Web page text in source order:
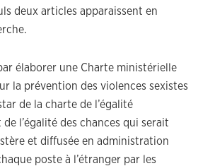
deux articles apparaissent en
élaborer une Charte ministérielle
la prévention des violences sexistes
de la charte de l’égalité
l’égalité des chances qui serait
et diffusée en administration
poste à l’étranger par les